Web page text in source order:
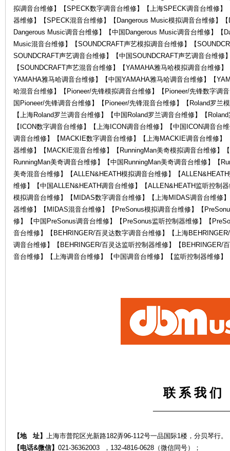
拟调音台维修】【SPECK数字调音台维修】【上海SPECK调音台维修
器维修】【SPECK混音台维修】【Dangerous Music模拟调音台维修】
Dangerous Music调音台维修】【中国Dangerous Music调音台维修】【
Music混音台维修】【SOUNDCRAFT声艺模拟调音台维修】【
SOUNDCRAFT声艺调音台维修】【中国SOUNDCRAFT声艺调音台维修
【SOUNDCRAFT声艺混音台维修】【YAMAHA雅马哈模拟调音台维修
YAMAHA雅马哈调音台维修】【中国YAMAHA雅马哈调音台维修】【
哈混音台维修】【Pioneer/先锋模拟调音台维修】【Pioneer/先锋数字调
国Pioneer/先锋调音台维修】【Pioneer/先锋混音台维修】【Roland罗兰
【上海Roland罗兰调音台维修】【中国Roland罗兰调音台维修】【
【ICON数字调音台维修】【上海ICON调音台维修】【中国ICON调音台
调音台维修】【MACKIE数字调音台维修】【上海MACKIE调音台维修
器维修】【MACKIE混音台维修】【RunningMan美奇模拟调音台维修】
RunningMan美奇调音台维修】【中国RunningMan美奇调音台维修】【
美奇混音台维修】【ALLEN&HEATH模拟调音台维修】【
维修】【中国ALLEN&HEATH调音台维修】【ALLEN&HEATH监听控制
模拟调音台维修】【MIDAS数字调音台维修】【上海MIDAS调音台维修
器维修】【MIDAS混音台维修】【PreSonus模拟调音台维修】【
修】【中国PreSonus调音台维修】【PreSonus监听控制器维修】【
音台维修】【BEHRINGER/百灵达数字调音台维修】【上海
调音台维修】【BEHRINGER/百灵达监听控制器维修】【BEHRINGER/
音台维修】【上海调音台维修】【中国调音台维修】【监听控制器维修】
联 系 我 们
——————————
【地 址】 上海市普陀区光新路182弄96-112号一品国际1楼，分贝琴行。
【电话&微信】 021-36362003 ，132-4816-0628（微信同号）；